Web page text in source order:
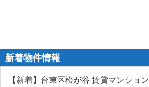
新着物件情報
【新着】台東区松が谷 賃貸マンション